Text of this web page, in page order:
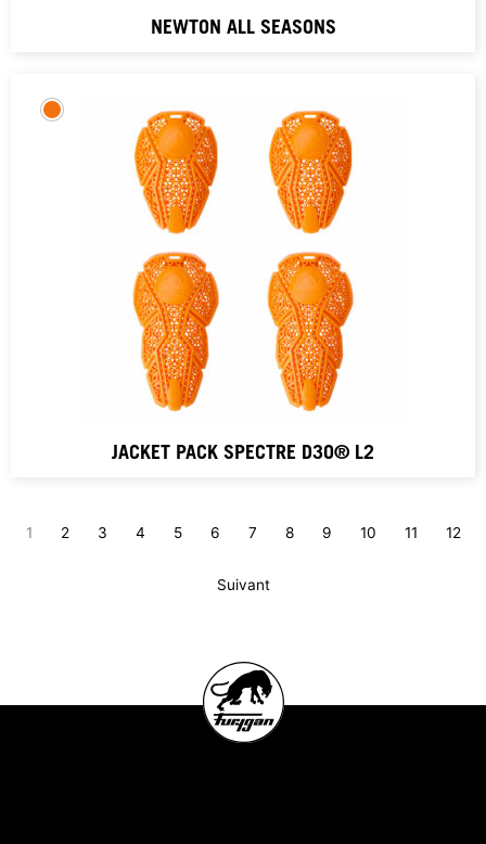
NEWTON ALL SEASONS
JACKET PACK SPECTRE D3O® L2
1 2 3 4 5 6 7 8 9 10 11 12
Suivant